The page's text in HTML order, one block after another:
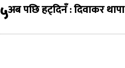
५अब पछि हट्दिनँ : दिवाकर थापा